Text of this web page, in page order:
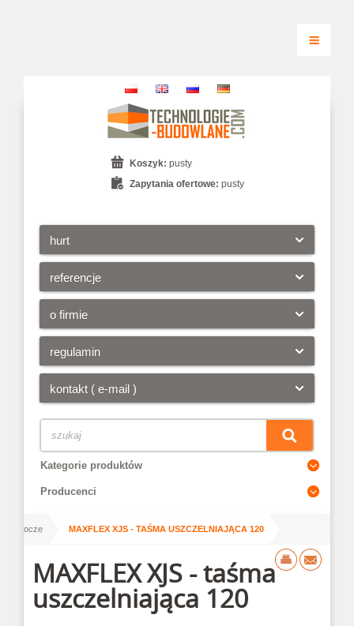
hurt
referencje
o firmie
regulamin
kontakt ( e-mail )
Koszyk: pusty
Zapytania ofertowe: pusty
Kategorie produktów
Producenci
robocze MAXFLEX XJS - TAŚMA USZCZELNIAJĄCA 120
MAXFLEX XJS - taśma
uszczelniająca 120